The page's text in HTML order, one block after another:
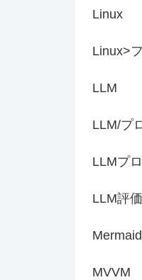
Linux
Linux>
LLM
LLM/プ
LLMプ
LLM評価
Mermaid
MVVM